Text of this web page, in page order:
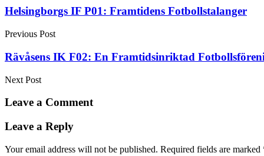
Post
navigation
Helsingborgs IF P01: Framtidens Fotbollstalanger
Previous Post
Rävåsens IK F02: En Framtidsinriktad
Next Post
Leave a Comment
Leave a Reply
Your email address will not be published. Required fields are marked